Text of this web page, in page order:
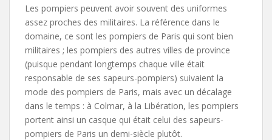
Les pompiers peuvent avoir souvent des uniformes
assez proches des militaires. La référence dans le
domaine, ce sont les pompiers de Paris qui sont bien
militaires ; les pompiers des autres villes de province
(puisque pendant longtemps chaque ville était
responsable de ses sapeurs-pompiers) suivaient la
mode des pompiers de Paris, mais avec un décalage
dans le temps : à Colmar, à la Libération, les pompiers
portent ainsi un casque qui était celui des sapeurs-
pompiers de Paris un demi-siècle plutôt.